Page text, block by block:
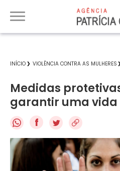
INÍCIO VIOLÊNCIA CONTRA AS MULHERES
Medidas
garantir uma vida
f